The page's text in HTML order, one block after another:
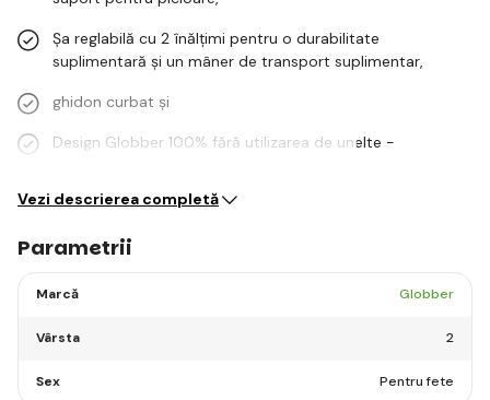
Șa reglabilă cu 2 înălțimi pentru o durabilitate
suplimentară și un mâner de transport suplimentar,
ghidon curbat şi
Design Globber 100% fără utilizarea de unelte -
Vezi descrierea completă
Parametrii
Marcă Globber
Vârsta 2
Sex Pentru fete